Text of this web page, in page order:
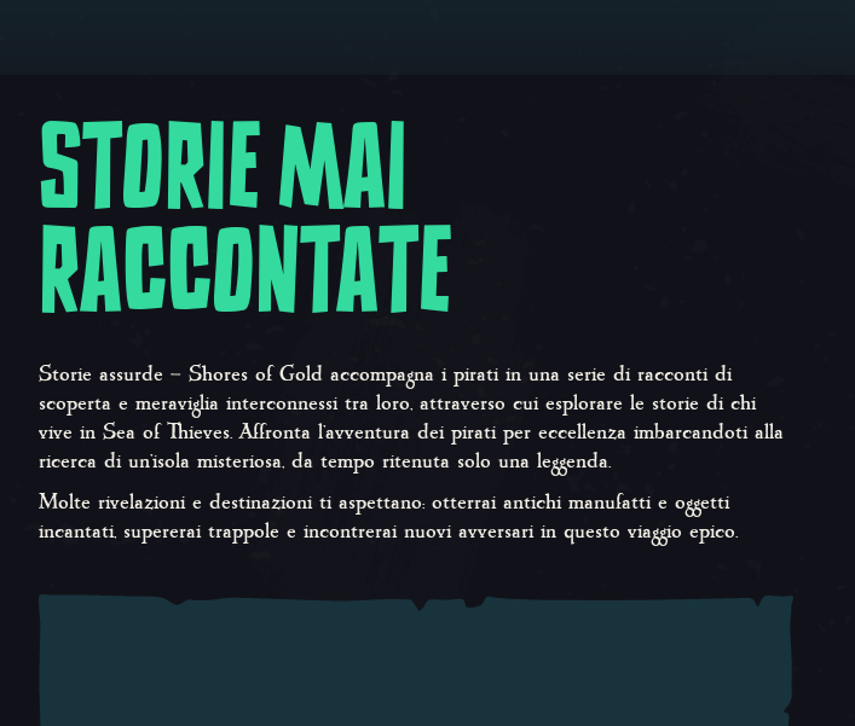
STORIE MAI
RACCONTATE
Storie assurde – Shores of Gold accompagna i pirati in una serie di racconti di
scoperta e meraviglia interconnessi tra loro, attraverso cui esplorare le storie di chi
vive in Sea of Thieves. Affronta l'avventura dei pirati per eccellenza imbarcandoti alla
ricerca di un'isola misteriosa, da tempo ritenuta solo una leggenda.
Molte rivelazioni e destinazioni ti aspettano: otterrai antichi manufatti e oggetti
incantati, supererai trappole e incontrerai nuovi avversari in questo viaggio epico.